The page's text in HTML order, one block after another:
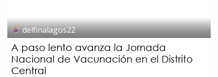
delfinalagos22
A paso lento avanza la Jornada
Nacional de Vacunación en el Distrito
Central